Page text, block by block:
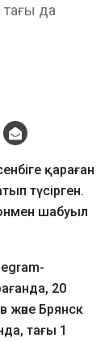
да
қараған
түсірген.
шабуыл
20
және Брянск
тағы 1